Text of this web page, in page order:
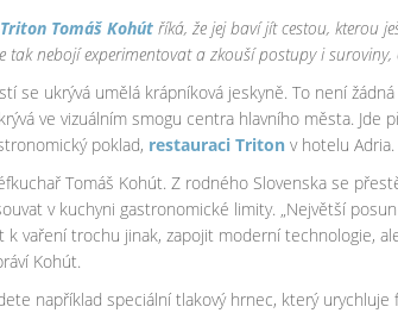
Tomáš Kohút říká, že jej baví jít cestou, kterou
tak nebojí experimentovat a zkouší postupy i
se ukrývá umělá krápníková jeskyně. To není
ve vizuálním smogu centra hlavního města.
poklad, restauraci Triton v hotelu Adria.
Tomáš Kohút. Z rodného Slovenska se
v kuchyni gastronomické limity. „Největší
k vaření trochu jinak, zapojit moderní technologie,
Kohút.
například speciální tlakový hrnec, který